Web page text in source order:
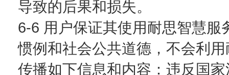
导致的后果和损失。
6-6 用户保证其使用耐思智慧
惯例和社会公共道德，不会利
传播如下信息和内容：违反国